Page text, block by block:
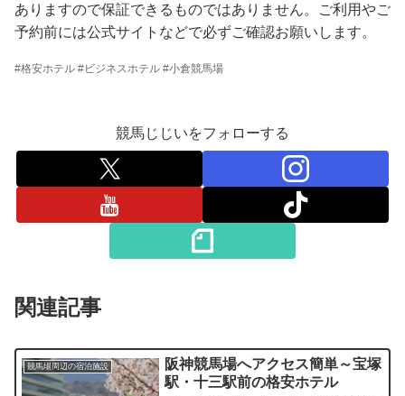
ありますので保証できるものではありません。ご利用やご
予約前には公式サイトなどで必ずご確認お願いします。
#格安ホテル #ビジネスホテル #小倉競馬場
競馬じじいをフォローする
関連記事
競馬場周辺の宿泊施設
阪神競馬場へアクセス簡単～宝塚
駅・十三駅前の格安ホテル